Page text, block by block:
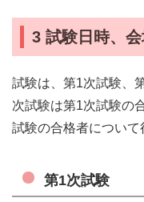
3 試験日時、
試験は、第1次試験、
次試験は第1次試験の
試験の合格者について
第1次試験